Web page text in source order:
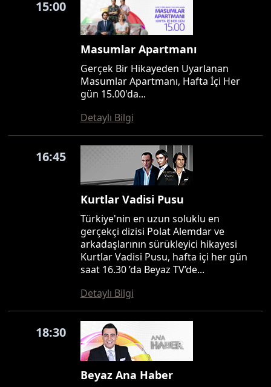
15:00
Masumlar Apartmanı
Gerçek Bir Hikayeden Uyarlanan
Masumlar Apartmanı, Hafta İçi Her
gün 15.00'da...
Detaylı Bilgi
16:45
Kurtlar Vadisi Pusu
Türkiye'nin en uzun soluklu en
gerçekçi dizisi Polat Alemdar ve
arkadaşlarının sürükleyici hikayesi
Kurtlar Vadisi Pusu, hafta içi her gün
saat 16.30 ’da Beyaz TV’de...
Detaylı Bilgi
18:30
Beyaz Ana Haber